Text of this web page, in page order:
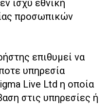
ισχύ εθνική
προσωπικών
επιθυμεί να
υπηρεσία
Live Ltd η οποία
στις υπηρεσίες ή